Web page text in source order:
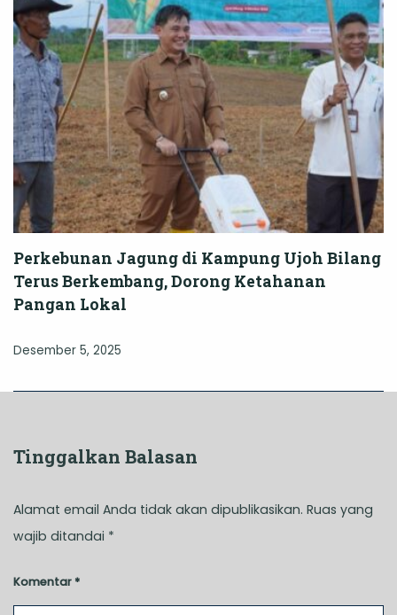
Perkebunan Jagung di Kampung Ujoh Bilang
Terus Berkembang, Dorong Ketahanan
Pangan Lokal
Desember 5, 2025
Tinggalkan Balasan
Alamat email Anda tidak akan dipublikasikan. Ruas yang
wajib ditandai *
Komentar *